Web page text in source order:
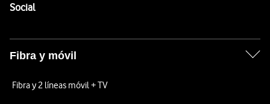
SocialEnlaces a las redes sociales de Vodafone
Fibra y móvil
Fibra y 2 líneas móvil + TV